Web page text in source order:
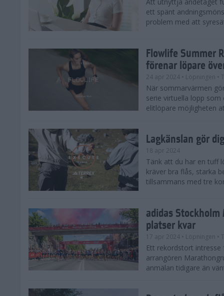
Att utnyttja andetaget
ett spänt
problem med att
Flowlife Summer
förenar löpare
24 apr 2024 • Löpningen •
När sommarvärmen
serie virtuella lopp
elitlöpare möjligheten
Lagkänslan gör
18 apr 2024
Tänk att du har en tuff
kräver bra flås, starka
tillsammans med tre
adidas
platser kvar
17 apr 2024 • Löpningen •
Ett rekordstort
arrangören
anmälan tidigare än